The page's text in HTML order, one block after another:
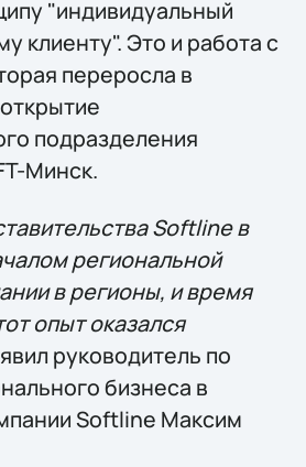
"индивидуальный
клиенту". Это и работа с
переросла в
подразделения
Минск.
Softline в
региональной
в регионы, и время
опыт оказался
руководитель по
бизнеса в
Softline Максим